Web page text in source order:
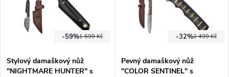
1 699 Kč
-59%
Stylový damaškový nůž
"NIGHTMARE HUNTER" s
2 499 Kč
-32%
Pevný damaškový nůž
"COLOR SENTINEL" s